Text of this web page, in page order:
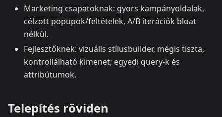
Marketing csapatoknak: gyors kampányoldalak,
célzott popupok/feltételek, A/B iterációk bloat
nélkül.
Fejlesztőknek: vizuális stílusbuilder, mégis tiszta,
kontrollálható kimenet; egyedi query‑k és
attribútumok.
Telepítés röviden